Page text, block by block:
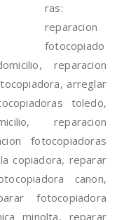
ras:
reparacion
fotocopiado
reparacion
arreglar
toledo,
reparacion
fotocopiadoras
copiadora, reparar
canon,
fotocopiadora
minolta, reparar